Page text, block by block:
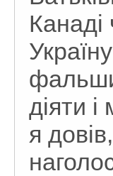
Канаді
діяти
я